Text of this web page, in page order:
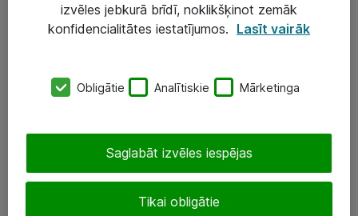
Darba vietu IT risinājumi
SIA „ATEA”
+(371) 67 81 90 50
eShop@atea.lv
izvēles jebkurā brīdī, noklikšķinot zemāk
konfidencialitātes iestatījumos. Lasīt vairāk
Obligātie Analītiskie Mārketinga
Tikai obligātie
Saglabāt izvēles iespējas